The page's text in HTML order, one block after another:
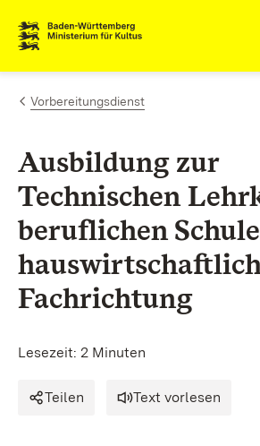
Zum Inhalt springen
Link zur Startseite
Vorbereitungsdienst
Ausbildung zur
Technischen
beruflichen
Fachrichtung
Lesezeit: 2 Minuten
Teilen Text vorlesen